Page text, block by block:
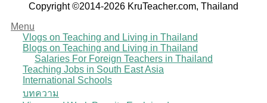
Copyright ©2014-2026 KruTeacher.com, Thailand
Menu
Vlogs on Teaching and Living in Thailand
Blogs on Teaching and Living in Thailand
Salaries For Foreign Teachers in Thailand
Teaching Jobs in South East Asia
International Schools
บทความ